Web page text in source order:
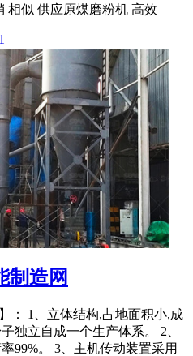
相似 供应原煤磨粉机 高效
制造网
： 1、立体结构,占地面积小,成
独立自成一个生产体系。 2、
99%。 3、主机传动装置采用